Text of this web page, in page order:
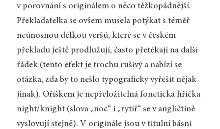
v porovnání s originálem o něco těžkopádnější.
Překladatelka se ovšem musela potýkat s téměř
neúnosnou délkou veršů, které se v českém
překladu ještě prodlužují, často přetékají na další
řádek (tento efekt je trochu rušivý a nabízí se
otázka, zda by to nešlo typograficky vyřešit nějak
jinak). Oříškem je nepřeložitelná fonetická hříčka
night/knight (slova „noc“ i „rytíř“ se v angličtině
vyslovují stejně). V originále jsou v titulní básni